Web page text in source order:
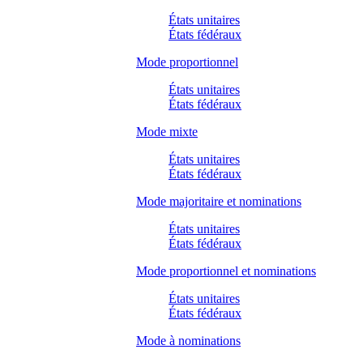
États unitaires
États fédéraux
Mode proportionnel
États unitaires
États fédéraux
Mode mixte
États unitaires
États fédéraux
Mode majoritaire et nominations
États unitaires
États fédéraux
Mode proportionnel et nominations
États unitaires
États fédéraux
Mode à nominations